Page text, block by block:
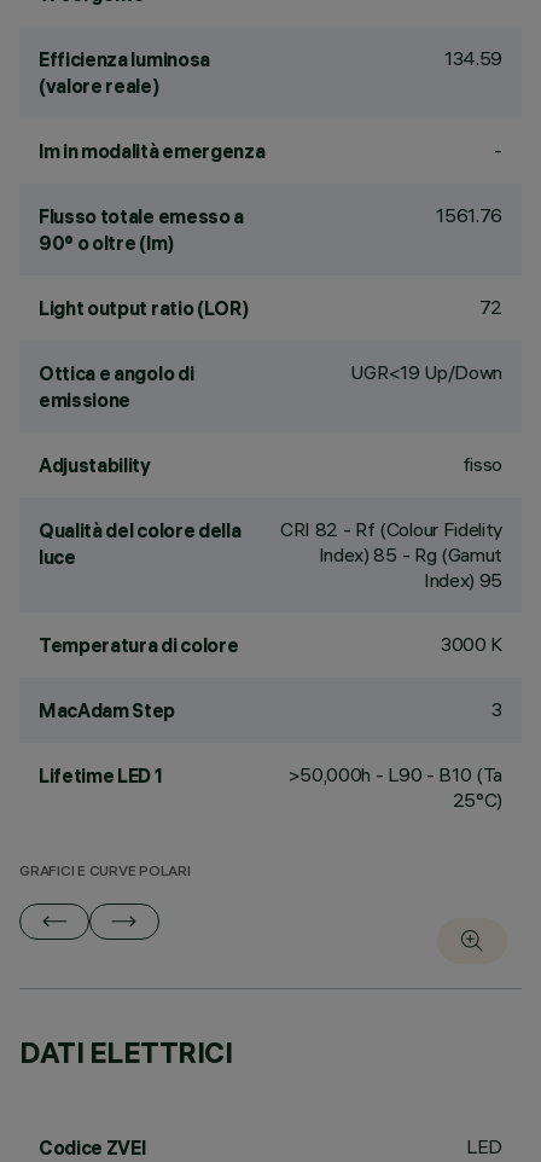
Efficienza luminosa
(valore reale)
134.59
lm in modalità emergenza -
Flusso totale emesso a
90° o oltre (lm)
1561.76
Light output ratio (LOR) 72
Ottica e angolo di
emissione
UGR<19 Up/Down
Adjustability fisso
Qualità del colore della
luce
CRI 82 - Rf (Colour Fidelity
Index) 85 - Rg (Gamut
Index) 95
Temperatura di colore 3000 K
MacAdam Step 3
Lifetime LED 1
>50,000h - L90 - B10 (Ta
25°C)
GRAFICI E CURVE POLARI
DATI ELETTRICI
Codice ZVEI LED